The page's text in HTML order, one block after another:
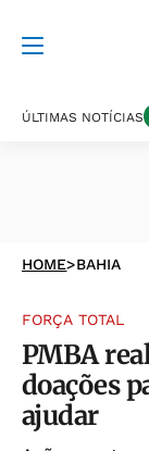
ÚLTIMAS NOTÍCIAS
HOME>BAHIA
FORÇA TOTAL
PMBA
doações
ajudar